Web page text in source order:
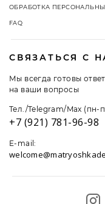
ОБРАБОТКА
FAQ
СВЯЗАТЬСЯ С
Мы всегда готовы
на ваши вопросы
Тел./Telegram/Max (пн-
+7 (921) 781-96-98
E-mail:
На этом сайте
Вы даете согласие